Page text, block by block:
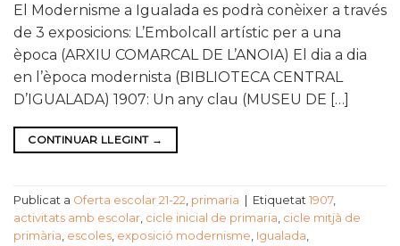
El Modernisme a Igualada es podrà conèixer a través
de 3 exposicions: L’Embolcall artístic per a una
època (ARXIU COMARCAL DE L’ANOIA) El dia a dia
en l’època modernista (BIBLIOTECA CENTRAL
D’IGUALADA) 1907: Un any clau (MUSEU DE […]
CONTINUAR LLEGINT →
Publicat a Oferta escolar 21-22, primaria Etiquetat 1907,
activitats amb escolar, cicle inicial de primaria, cicle mitjà de
primària, escoles, exposició modernisme, Igualada,